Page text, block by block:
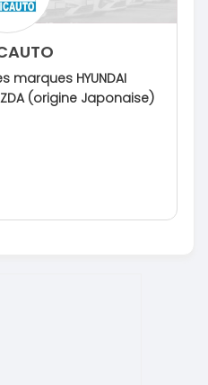
marques HYUNDAI
(origine Japonaise)